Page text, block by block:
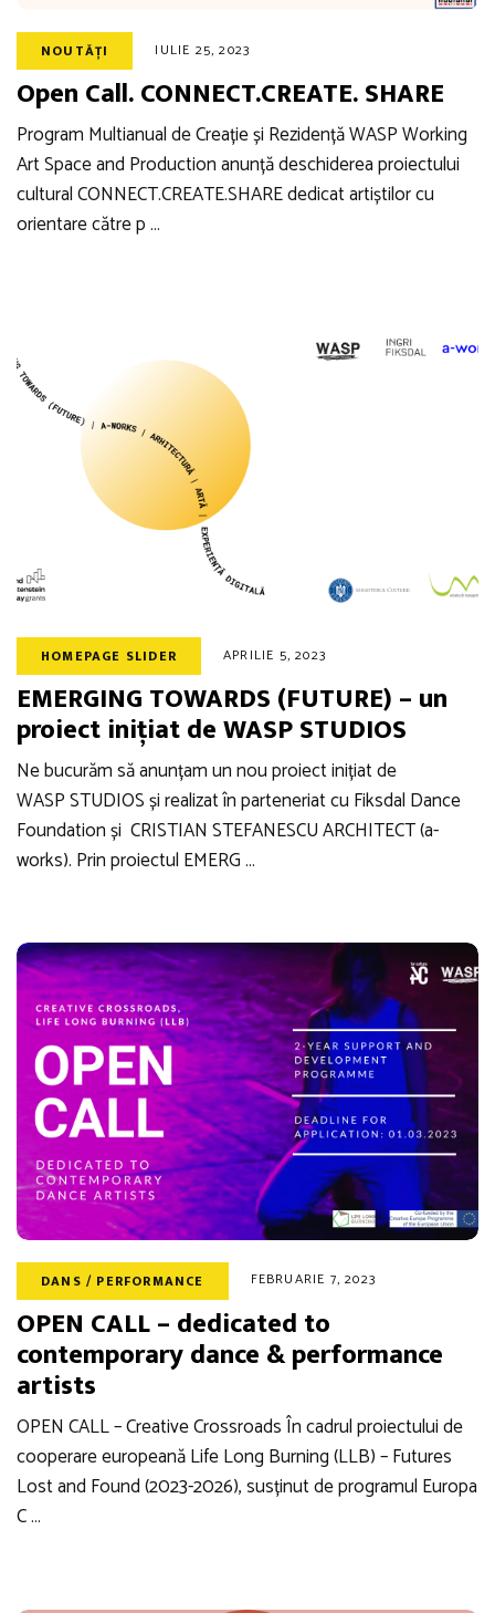
NOUTĂȚI IULIE 25, 2023
Open Call. CONNECT.CREATE. SHARE
Program Multianual de Creație și Rezidență WASP Working
Art Space and Production anunță deschiderea proiectului
cultural CONNECT.CREATE.SHARE dedicat artiștilor cu
orientare către p …
HOMEPAGE SLIDER APRILIE 5, 2023
EMERGING TOWARDS (FUTURE) – un
proiect inițiat de WASP STUDIOS
Ne bucurăm să anunțam un nou proiect inițiat de
WASP STUDIOS și realizat în parteneriat cu Fiksdal Dance
Foundation și CRISTIAN STEFANESCU ARCHITECT (a-
works). Prin proiectul EMERG …
DANS / PERFORMANCE FEBRUARIE 7, 2023
OPEN CALL – dedicated to
contemporary dance & performance
artists
OPEN CALL – Creative Crossroads În cadrul proiectului de
cooperare europeană Life Long Burning (LLB) – Futures
Lost and Found (2023-2026), susținut de programul Europa
C …